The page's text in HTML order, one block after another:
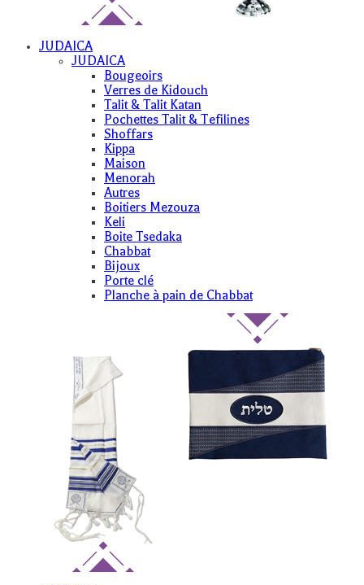
JUDAICA
JUDAICA
Bougeoirs
Verres de Kidouch
Talit & Talit Katan
Pochettes Talit & Tefilines
Shoffars
Kippa
Maison
Menorah
Autres
Boitiers Mezouza
Keli
Boite Tsedaka
Chabbat
Bijoux
Porte clé
Planche à pain de Chabbat